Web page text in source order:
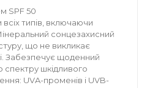
SPF 50
всіх типів, включаючи
сонцезахисний
що не викликає
Забезпечує щоденний
спектру шкідливого
UVA-променів і UVB-